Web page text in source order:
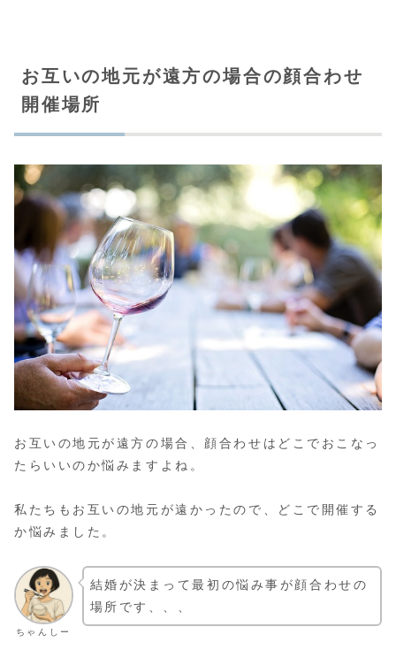
お互いの地元が遠方の場合の顔合わせ
開催場所
お互いの地元が遠方の場合、顔合わせはどこでおこなっ
たらいいのか悩みますよね。
私たちもお互いの地元が遠かったので、どこで開催する
か悩みました。
ちゃんしー
結婚が決まって最初の悩み事が顔合わせの
場所です、、、